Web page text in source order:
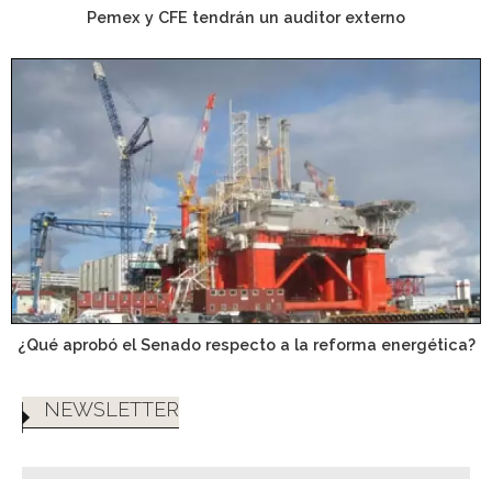
Pemex y CFE tendrán un auditor externo
¿Qué aprobó el Senado respecto a la reforma energética?
NEWSLETTER